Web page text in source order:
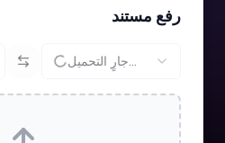
رفع مستند
جارٍ التحميل...